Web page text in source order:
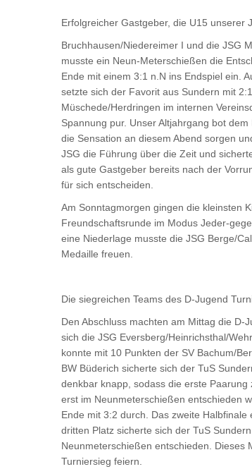
Erfolgreicher Gastgeber, die U15 unserer
Bruchhausen/Niedereimer I und die JSG
musste ein Neun-Meterschießen die
Ende mit einem 3:1 n.N ins Endspiel ein.
setzte sich der Favorit aus Sundern mit
Müschede/Herdringen im internen
Spannung pur. Unser Altjahrgang bot
die Sensation an diesem Abend sorgen
JSG die Führung über die Zeit und
als gute Gastgeber bereits nach der
für sich entscheiden.
Am Sonntagmorgen gingen die kleinsten
Freundschaftsrunde im Modus Jeder-
eine Niederlage musste die JSG Berge/
Medaille freuen.
Die siegreichen Teams des D-Jugend
Den Abschluss machten am Mittag die D-
sich die JSG Eversberg/Heinrichsthal/
konnte mit 10 Punkten der SV Bachum/
BW Büderich sicherte sich der TuS
denkbar knapp, sodass die erste
erst im Neunmeterschießen entschieden
Ende mit 3:2 durch. Das zweite
dritten Platz sicherte sich der TuS
Neunmeterschießen entschieden. Dieses
Turniersieg feiern.